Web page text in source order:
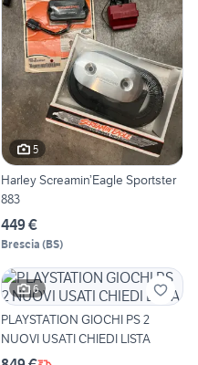
5
Harley Screamin’Eagle Sportster
883
449 €
Brescia (BS)
6
PLAYSTATION GIOCHI PS 2
NUOVI USATI CHIEDI LISTA